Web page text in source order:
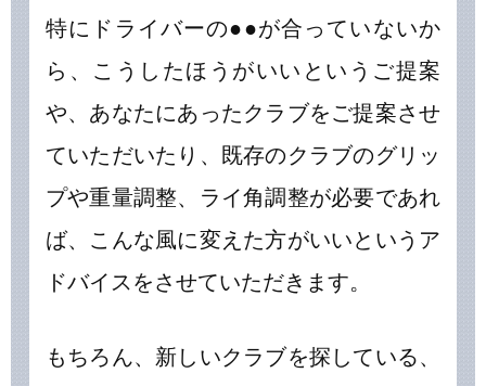
特にドライバーの●●が合っていないか
ら、こうしたほうがいいというご提案
や、あなたにあったクラブをご提案させ
ていただいたり、既存のクラブのグリッ
プや重量調整、ライ角調整が必要であれ
ば、こんな風に変えた方がいいというア
ドバイスをさせていただきます。
もちろん、新しいクラブを探している、